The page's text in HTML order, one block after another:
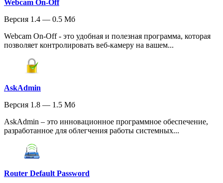
Webcam On-Off
Версия 1.4 — 0.5 Мб
Webcam On-Off - это удобная и полезная программа, которая
позволяет контролировать веб-камеру на вашем...
AskAdmin
Версия 1.8 — 1.5 Мб
AskAdmin – это инновационное программное обеспечение,
разработанное для облегчения работы системных...
Router Default Password